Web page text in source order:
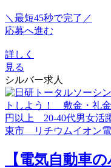
＼最短45秒で完了／
応募へ進む
詳しく
見る
シルバー求人
【電気自動車